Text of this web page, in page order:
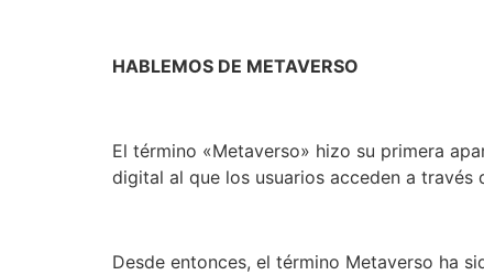
HABLEMOS DE METAVERSO
El término «Metaverso» hizo su primera
digital al que los usuarios acceden a través
Desde entonces, el término Metaverso ha